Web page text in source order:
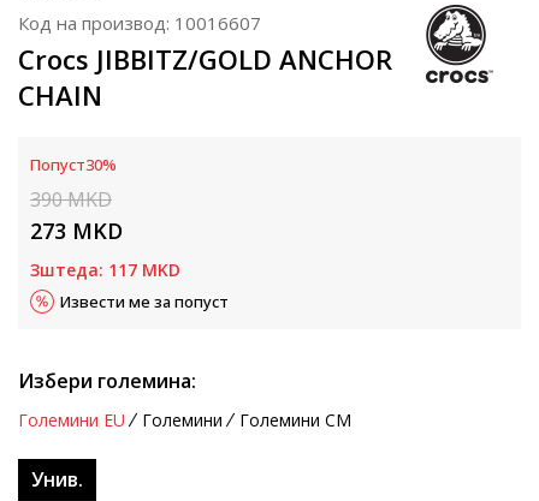
Код на производ: 10016607
Crocs JIBBITZ/GOLD ANCHOR
CHAIN
Попуст30%
390MKD
273 MKD
Зштеда: 117 MKD
Извести ме за попуст
Избери големина:
Големини EU Големини Големини CM
Унив.